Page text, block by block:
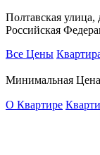
Полтавская
Российская
Все Цены
Минимальная
О Квартире